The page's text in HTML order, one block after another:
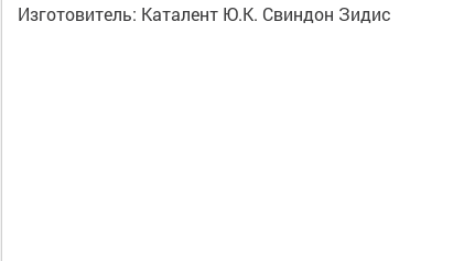
Изготовитель: Каталент Ю.К. Свиндон Зидис